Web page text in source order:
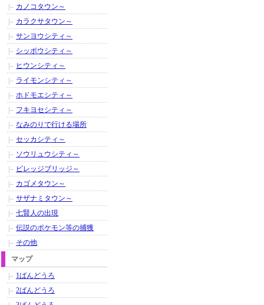
カノコタウン～
カラクサタウン～
サンヨウシティ～
シッポウシティ～
ヒウンシティ～
ライモンシティ～
ホドモエシティ～
フキヨセシティ～
なみのりで行ける場所
セッカシティ～
ソウリュウシティ～
ビレッジブリッジ～
カゴメタウン～
サザナミタウン～
七賢人の出現
伝説のポケモン等の捕獲
その他
マップ
1ばんどうろ
2ばんどうろ